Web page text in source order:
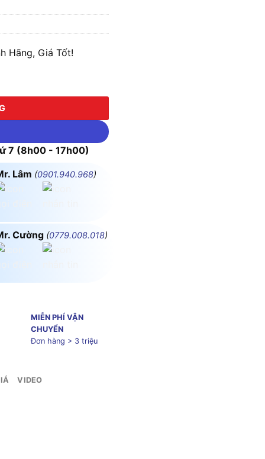
Hãng, Giá Tốt!
7 (8h00 - 17h00)
Lâm (0901.940.968)
Cường (0779.008.018)
MIỄN PHÍ VẬN
CHUYỂN
Đơn hàng > 3 triệu
VIDEO